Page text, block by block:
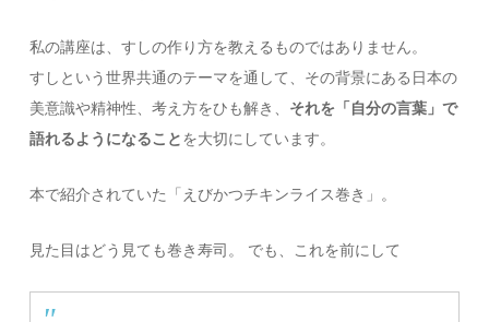
私の講座は、すしの作り方を教えるものではありません。
すしという世界共通のテーマを通して、その背景にある日本の
美意識や精神性、考え方をひも解き、 それを「自分の言葉」で
語れるようになること を大切にしています。
本で紹介されていた「えびかつチキンライス巻き」。
見た目はどう見ても巻き寿司。 でも、これを前にして